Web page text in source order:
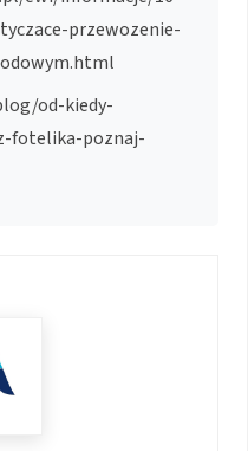
przewozenie-
od-kiedy-
fotelika-poznaj-